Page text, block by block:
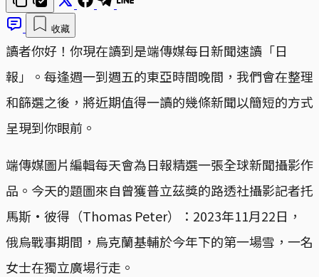
收藏
讀者你好！你現在讀到是端傳媒每日新聞速讀「日
報」。每逢週一到週五的東亞時間晚間，我們會在整理
和篩選之後，將近期值得一讀的幾條新聞以簡短的方式
呈現到你眼前。
端傳媒圖片編輯每天會為日報精選一張全球新聞攝影作
品。今天的題圖來自曾獲普立茲獎的路透社攝影記者托
馬斯·彼得（Thomas Peter）：2023年11月22日，
俄烏戰事期間，烏克蘭基輔於今年下的第一場雪，一名
女士在獨立廣場行走。